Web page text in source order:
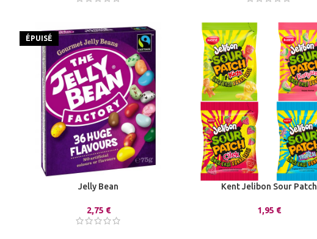
ÉPUISÉ
Jelly Bean
2,75 €
Kent Jelibon Sour Patch
1,95 €